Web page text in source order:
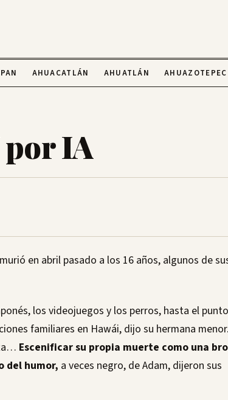
AHUACATLÁN AHUATLÁN AHUAZOTEPEC
por IA
en abril pasado a los 16 años, algunos de
los videojuegos y los perros, hasta el
familiares en Hawái, dijo su hermana menor.
Escenificar su propia muerte como una
del humor, a veces negro, de Adam, dijeron sus